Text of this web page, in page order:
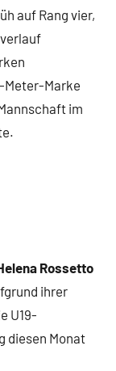
auf Rang vier,
Meter-Marke
im
Rossetto
ihrer
U19-
diesen Monat